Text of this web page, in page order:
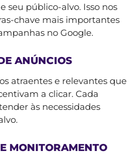
seu público-alvo. Isso nos
chave mais importantes
no Google.
ANÚNCIOS
atraentes e relevantes que
a clicar. Cada
às necessidades
MONITORAMENTO